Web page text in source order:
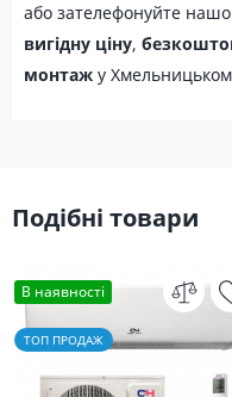
або зателефонуйте
вигідну ціну,
монтаж у
Подібні товари
В наявності
ТОП ПРОДАЖ